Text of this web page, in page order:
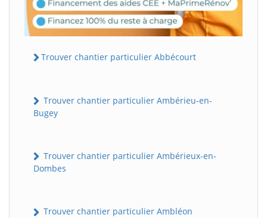
Trouver chantier particulier Abbécourt
Trouver chantier particulier Ambérieu-en-
Bugey
Trouver chantier particulier Ambérieux-en-
Dombes
Trouver chantier particulier Ambléon